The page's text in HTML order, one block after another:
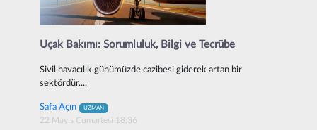
Uçak Bakımı: Sorumluluk, Bilgi ve Tecrübe
Sivil havacılık günümüzde cazibesi giderek artan bir
sektördür....
Safa Açın UZMAN
22 Mayıs Cumartesi 18:36